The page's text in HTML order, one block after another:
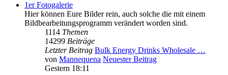
1er Fotogalerie
Hier können Eure Bilder rein, auch solche die mit einem
Bildbearbeitungsprogramm verändert worden sind.
1114 Themen
14299 Beiträge
Letzter Beitrag Bulk Energy Drinks Wholesale …
von Mannequena Neuester Beitrag
Gestern 18:11